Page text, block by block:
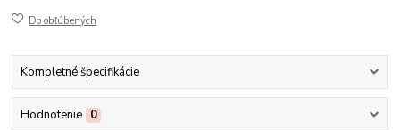
Do obľúbených
Kompletné špecifikácie
Hodnotenie 0